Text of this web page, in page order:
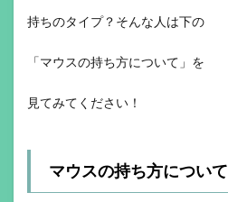
持ちのタイプ？そんな人は下の
「マウスの持ち方について」を
見てみてください！
マウスの持ち方について